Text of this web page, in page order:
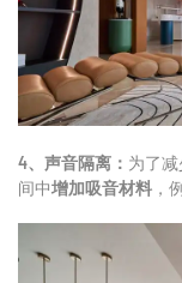
4、声音隔离： 为了
间中增加吸音材料 ，